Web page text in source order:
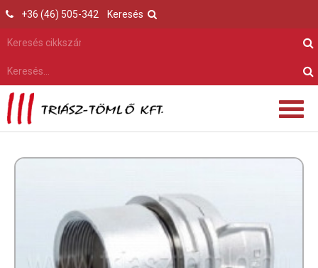
Keresés
+36 (46) 505-342